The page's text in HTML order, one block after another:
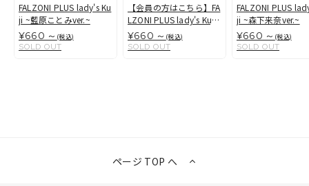
FALZONI PLUS lady's Ku
ji ~藍原ことみver.~
¥660 ～ (税込)
SOLD OUT
【会員の方はこちら】FA
LZONI PLUS lady's Kuji
~藍原ことみver.~
¥660 ～ (税込)
SOLD OUT
FALZONI PLUS
ji ~森下来奈ver.~
¥660 ～ (税込)
SOLD OUT
ページ TOP へ